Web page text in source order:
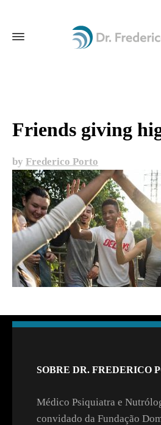
Friends giving
by Frederico Porto
SOBRE DR. FREDERICO
Médico Psiquiatra e
convidado da Fundação